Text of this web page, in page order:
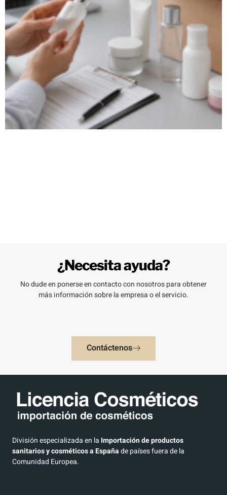
¿Necesita ayuda?
No dude en ponerse en contacto con nosotros para obtener
más información sobre la empresa o el servicio.
Contáctenos
División especializada en la Importación de productos
sanitarios y cosméticos a Españade países fuera de la
Comunidad Europea.